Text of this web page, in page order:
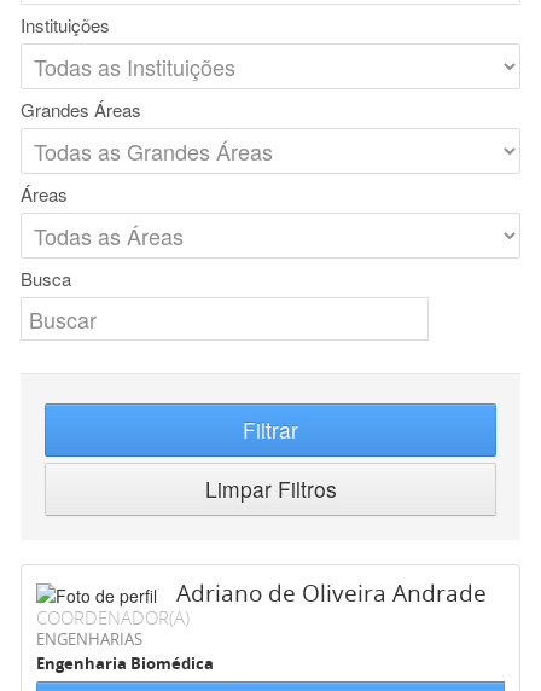
Instituições
Grandes Áreas
Áreas
Busca
Filtrar
Limpar Filtros
Adriano de Oliveira Andrade
COORDENADOR(A)
ENGENHARIAS
Engenharia Biomédica